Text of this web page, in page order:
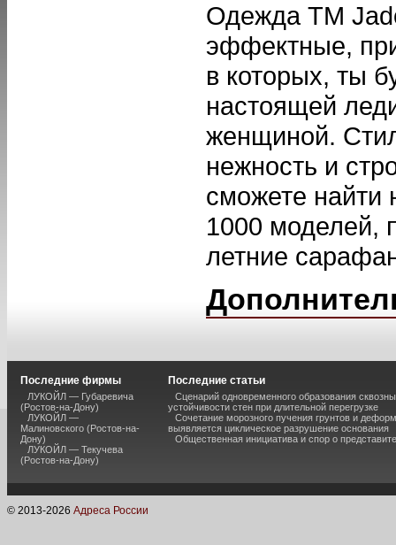
Одежда ТМ
эффектные,
в которых, ты
настоящей
женщиной.
нежность и
сможете найти
1000 моделей,
летние
Последние фирмы
ЛУКОЙЛ — Губаревича
(Ростов-на-Дону)
ЛУКОЙЛ —
Малиновского (Ростов-на-
Дону)
ЛУКОЙЛ — Текучева
(Ростов-на-Дону)
Последние статьи
Сценарий одновременного образования
устойчивости стен при длительной перегрузке
Сочетание морозного пучения грунтов и
выявляется циклическое разрушение основания
Общественная инициатива и спор о
© 2013-2026 Адреса России